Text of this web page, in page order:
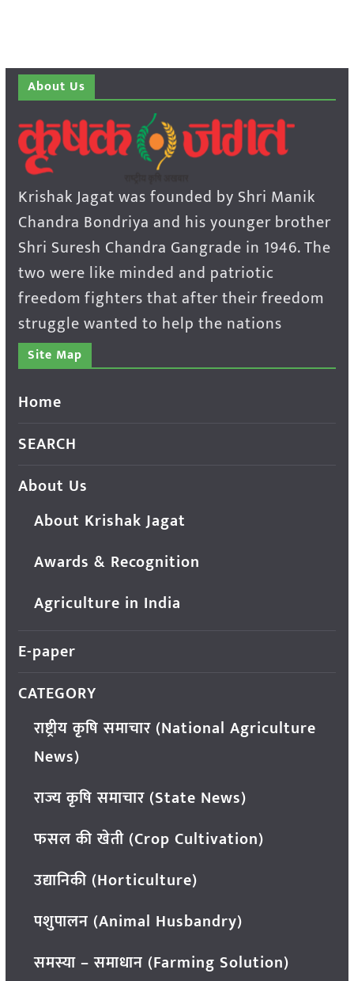
About Us
Krishak Jagat was founded by Shri Manik
Chandra Bondriya and his younger brother
Shri Suresh Chandra Gangrade in 1946. The
two were like minded and patriotic
freedom fighters that after their freedom
struggle wanted to help the nations
Site Map
Home
SEARCH
About Us
About Krishak Jagat
Awards & Recognition
Agriculture in India
E-paper
CATEGORY
राष्ट्रीय कृषि समाचार (National Agriculture
News)
राज्य कृषि समाचार (State News)
फसल की खेती (Crop Cultivation)
उद्यानिकी (Horticulture)
पशुपालन (Animal Husbandry)
समस्या – समाधान (Farming Solution)